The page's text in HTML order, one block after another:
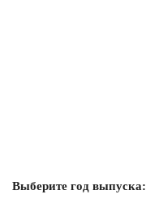
Выберите год выпуска: